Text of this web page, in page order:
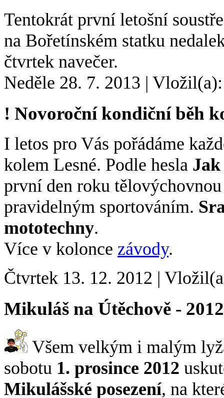
Tentokrát první letošní
na Bořetínském statku
čtvrtek navečer.
Neděle 28. 7. 2013 |
! Novoroční kondiční běh
I letos pro Vás pořádáme
kolem Lesné. Podle hesla
první den roku
pravidelným sportováním.
mototechny.
Více v kolonce závody.
Čtvrtek 13. 12. 2012 |
Mikuláš na Útěchově - 2012
Všem velkým i malým
sobotu 1. prosince 2012
Mikulášské posezení, na